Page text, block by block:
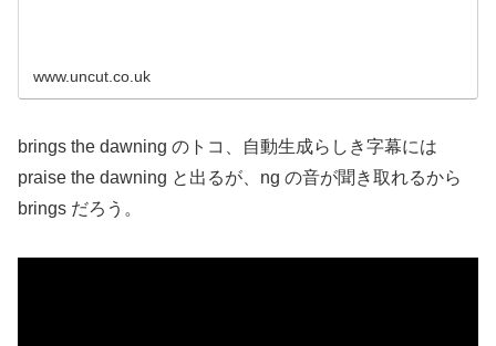
www.uncut.co.uk
brings the dawning のトコ、自動生成らしき字幕には
praise the dawning と出るが、ng の音が聞き取れるから
brings だろう。